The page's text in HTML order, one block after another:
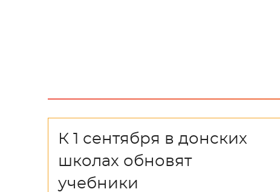
К 1 сентября в донских
школах обновят
учебники